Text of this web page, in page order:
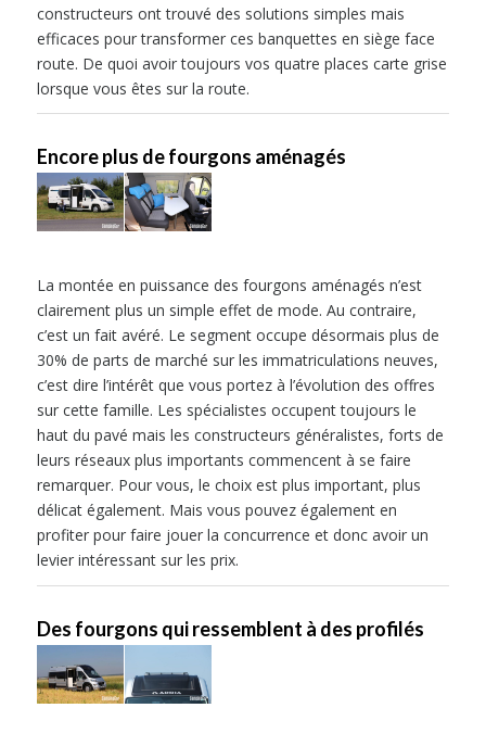
constructeurs ont trouvé des solutions simples mais
efficaces pour transformer ces banquettes en siège face
route. De quoi avoir toujours vos quatre places carte grise
lorsque vous êtes sur la route.
Encore plus de fourgons aménagés
La montée en puissance des fourgons aménagés n’est
clairement plus un simple effet de mode. Au contraire,
c’est un fait avéré. Le segment occupe désormais plus de
30% de parts de marché sur les immatriculations neuves,
c’est dire l’intérêt que vous portez à l’évolution des offres
sur cette famille. Les spécialistes occupent toujours le
haut du pavé mais les constructeurs généralistes, forts de
leurs réseaux plus importants commencent à se faire
remarquer. Pour vous, le choix est plus important, plus
délicat également. Mais vous pouvez également en
profiter pour faire jouer la concurrence et donc avoir un
levier intéressant sur les prix.
Des fourgons qui ressemblent à des profilés